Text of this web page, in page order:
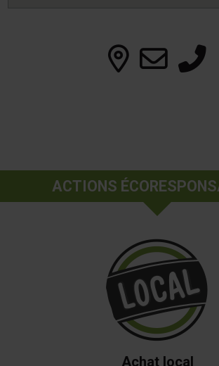
ACTIONS
Achat local